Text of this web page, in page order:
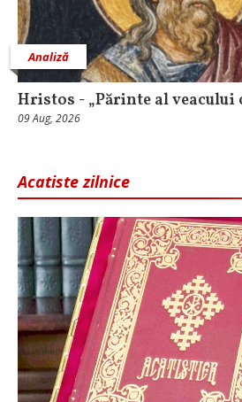
Analiză
Hristos - „Părinte al veacului
09 Aug, 2026
Acatiste zilnice